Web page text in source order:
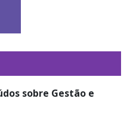
sobre Gestão e